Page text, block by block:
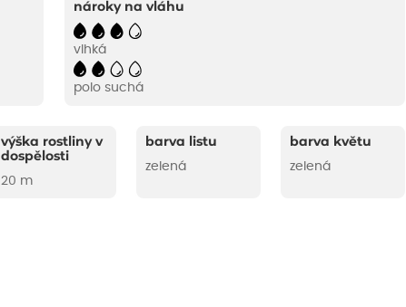
nároky na vláhu
vlhká
polo suchá
výška rostliny v
dospělosti
20 m
barva listu
zelená
barva květu
zelená